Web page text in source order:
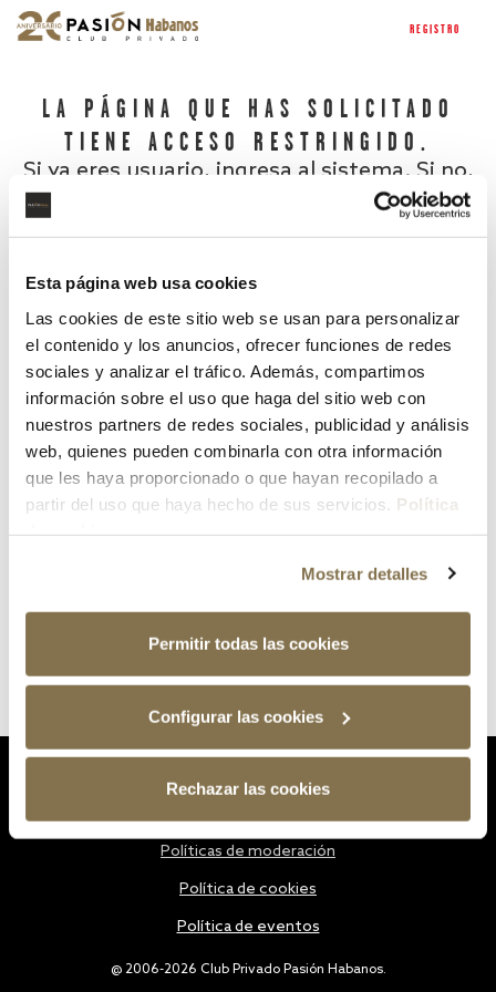
Esta página web usa cookies
Las cookies de este sitio web se usan para personalizar
el contenido y los anuncios, ofrecer funciones de redes
sociales y analizar el tráfico. Además, compartimos
información sobre el uso que haga del sitio web con
nuestros partners de redes sociales, publicidad y análisis
web, quienes pueden combinarla con otra información
que les haya proporcionado o que hayan recopilado a
partir del uso que haya hecho de sus servicios. Política
Mostrar detalles
Permitir todas las cookies
Configurar las cookies
Rechazar las cookies
REGISTRO
LA PÁGINA QUE HAS SOLICITADO
TIENE ACCESO RESTRINGIDO.
Si ya eres usuario, ingresa al sistema. Si no,
¿Has olvidado tu contraseña?
@ 2006-2026 Club Privado Pasión Habanos.
Políticas de moderación
Política de cookies
Política de eventos